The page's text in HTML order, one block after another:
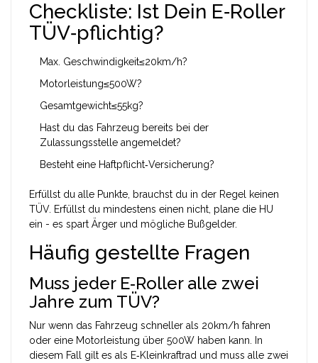
Checkliste: Ist Dein E‑Roller
TÜV‑pflichtig?
Max. Geschwindigkeit≤20km/h?
Motorleistung≤500W?
Gesamtgewicht≤55kg?
Hast du das Fahrzeug bereits bei der
Zulassungsstelle angemeldet?
Besteht eine Haftpflicht‑Versicherung?
Erfüllst du alle Punkte, brauchst du in der Regel keinen
TÜV. Erfüllst du mindestens einen nicht, plane die HU
ein - es spart Ärger und mögliche Bußgelder.
Häufig gestellte Fragen
Muss jeder E‑Roller alle zwei
Jahre zum TÜV?
Nur wenn das Fahrzeug schneller als 20km/h fahren
oder eine Motorleistung über 500W haben kann. In
diesem Fall gilt es als E‑Kleinkraftrad und muss alle zwei